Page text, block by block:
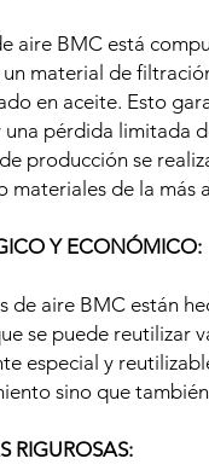
aire BMC está
material de
en aceite. Esto
pérdida limitada
producción se
materiales de la más
Y ECONÓMICO:
de aire BMC están
se puede reutilizar
especial y
sino que
RIGUROSAS: